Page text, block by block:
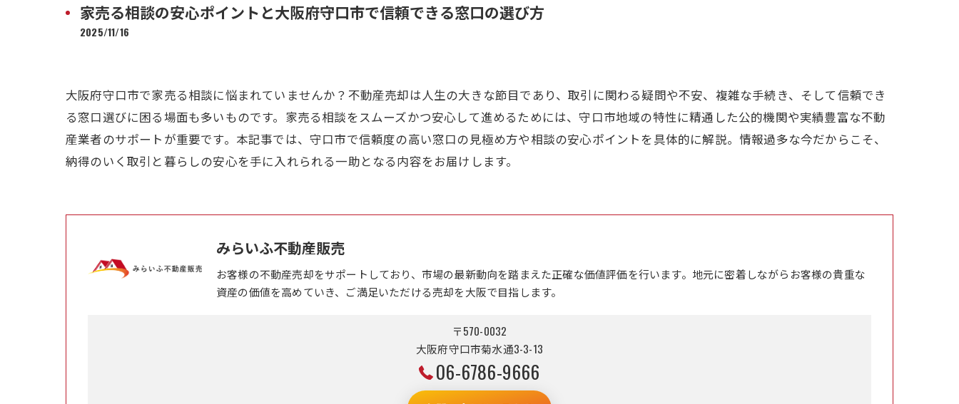
家売る相談の安心ポイントと大阪府守口市で信頼できる窓口の選び方
2025/11/16
大阪府守口市で家売る相談に悩まれていませんか？不動産売却は人生の大きな節目であり、取引に関わる疑問や不安、複雑な手続き、そして信頼でき
る窓口選びに困る場面も多いものです。家売る相談をスムーズかつ安心して進めるためには、守口市地域の特性に精通した公的機関や実績豊富な不動
産業者のサポートが重要です。本記事では、守口市で信頼度の高い窓口の見極め方や相談の安心ポイントを具体的に解説。情報過多な今だからこそ、
納得のいく取引と暮らしの安心を手に入れられる一助となる内容をお届けします。
みらいふ不動産販売
お客様の不動産売却をサポートしており、市場の最新動向を踏まえた正確な価値評価を行います。地元に密着しながらお客様の貴重な
資産の価値を高めていき、ご満足いただける売却を大阪で目指します。
〒570-0032
大阪府守口市菊水通3-3-13
06-6786-9666